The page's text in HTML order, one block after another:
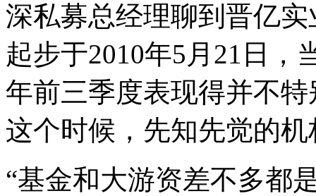
深私募总经理聊到晋亿
起步于2010年5月21日，
年前三季度表现得并不
这个时候，先知先觉的
“基金和大游资差不多都